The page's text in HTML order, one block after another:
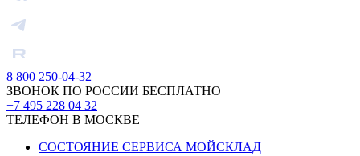
8 800 250-04-32
ЗВОНОК ПО РОССИИ БЕСПЛАТНО
+7 495 228 04 32
ТЕЛЕФОН В МОСКВЕ
СОСТОЯНИЕ СЕРВИСА МОЙСКЛАД